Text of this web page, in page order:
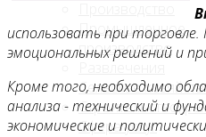
Промышленное
производство
Развлечения
Сельское
Строительство,
Сфера услуг
использовать при
эмоциональных решений и
Кроме того, необходимо
анализа - технический и
экономические и